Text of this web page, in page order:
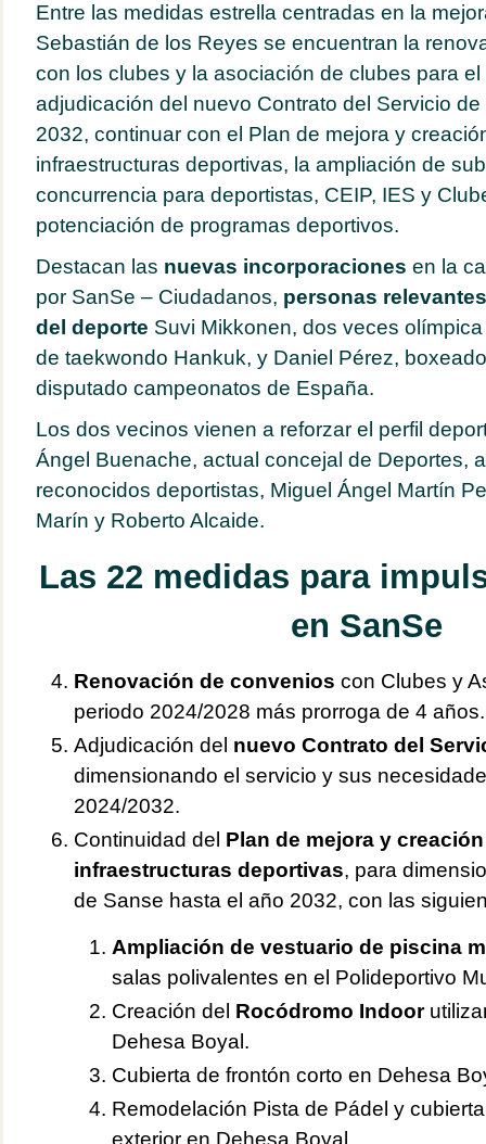
Entre las medidas estrella centradas en la
Sebastián de los Reyes se encuentran la
con los clubes y la asociación de clubes para
adjudicación del nuevo Contrato del Servicio
2032, continuar con el Plan de mejora y
infraestructuras deportivas, la ampliación de
concurrencia para deportistas, CEIP, IES y
potenciación de programas deportivos.
Destacan las nuevas incorporaciones en la
por SanSe – Ciudadanos, personas
del deporte Suvi Mikkonen, dos veces
de taekwondo Hankuk, y Daniel Pérez,
disputado campeonatos de España.
Los dos vecinos vienen a reforzar el perfil
Ángel Buenache, actual concejal de Deportes,
reconocidos deportistas, Miguel Ángel Martín
Marín y Roberto Alcaide.
Las 22 medidas para
en SanSe
Renovación de convenios con Clubes y
periodo 2024/2028 más prorroga de 4 años.
Adjudicación del nuevo Contrato del
dimensionando el servicio y sus
2024/2032.
Continuidad del Plan de mejora y
infraestructuras deportivas, para
de Sanse hasta el año 2032, con las
Ampliación de vestuario de piscina
salas polivalentes en el Polideportivo
Creación del Rocódromo Indoor
Dehesa Boyal.
Cubierta de frontón corto en Dehesa
Remodelación Pista de Pádel y
exterior en Dehesa Boyal.